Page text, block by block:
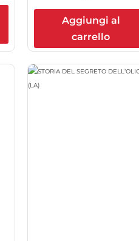
Aggiungi al
carrello